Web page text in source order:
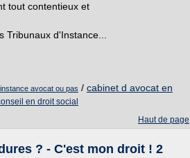
tout contentieux et
d'Instance...
avocat ou pas / cabinet d avocat en
en droit social
Haut de page
? - C'est mon droit ! 2